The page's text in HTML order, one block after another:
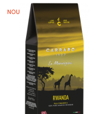
NOU